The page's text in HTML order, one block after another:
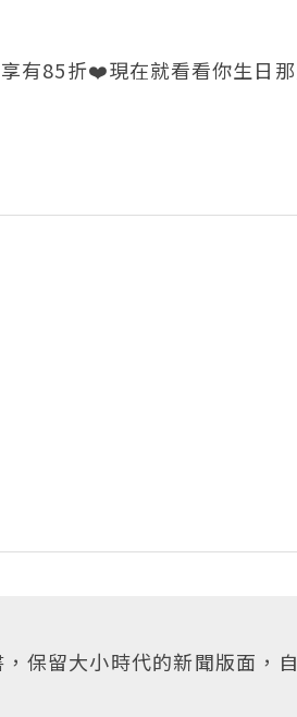
有85折❤️現在就看看你生日
保留大小時代的新聞版面，